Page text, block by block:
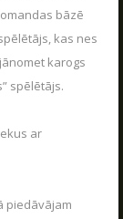
bāzē
kas nes
karogs
spēlētājs.
ar
piedāvājam